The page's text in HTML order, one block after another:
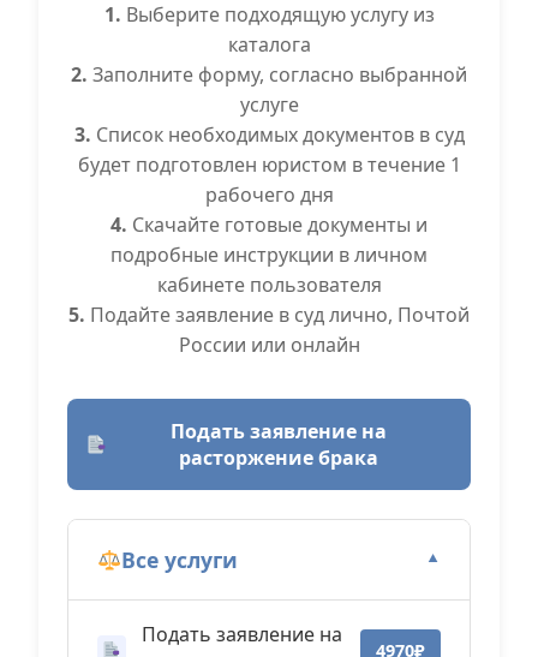
1. Выберите подходящую услугу из
каталога
2. Заполните форму, согласно выбранной
услуге
3. Список необходимых документов в суд
будет подготовлен юристом в течение 1
рабочего дня
4. Скачайте готовые документы и
подробные инструкции в личном
кабинете пользователя
5. Подайте заявление в суд лично, Почтой
России или онлайн
Подать заявление на
расторжение брака
Все услуги ▼
Подать заявление на
4970₽